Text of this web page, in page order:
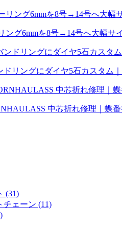
ング6mmを8号→14号へ大幅サ
リングにダイヤ5石カスタム
中芯折れ修理｜蝶
(31)
ェーン (11)